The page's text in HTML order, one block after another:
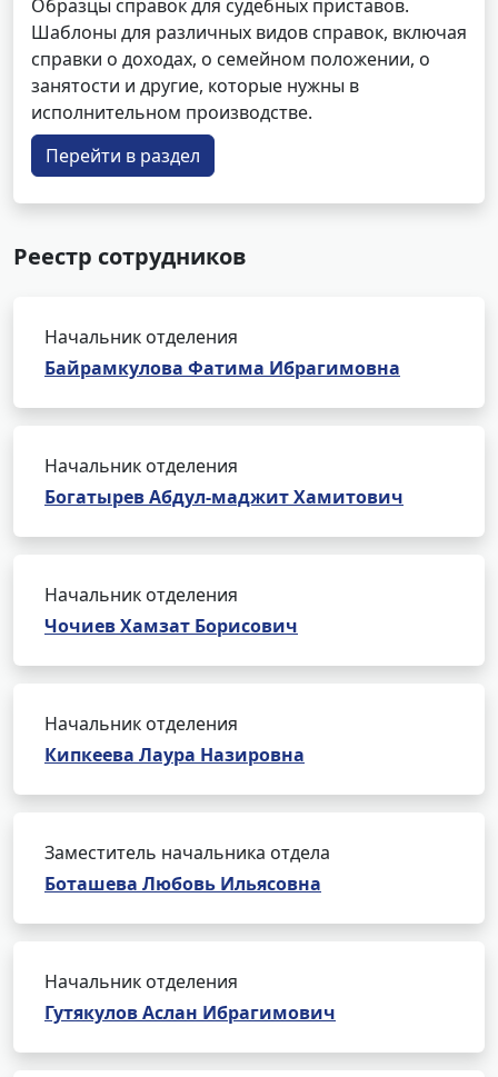
Образцы справок для судебных приставов.
Шаблоны для различных видов справок, включая
справки о доходах, о семейном положении, о
занятости и другие, которые нужны в
исполнительном производстве.
Перейти в раздел
Реестр сотрудников
Начальник отделения
Байрамкулова Фатима Ибрагимовна
Начальник отделения
Богатырев Абдул-маджит Хамитович
Начальник отделения
Чочиев Хамзат Борисович
Начальник отделения
Кипкеева Лаура Назировна
Заместитель начальника отдела
Боташева Любовь Ильясовна
Начальник отделения
Гутякулов Аслан Ибрагимович